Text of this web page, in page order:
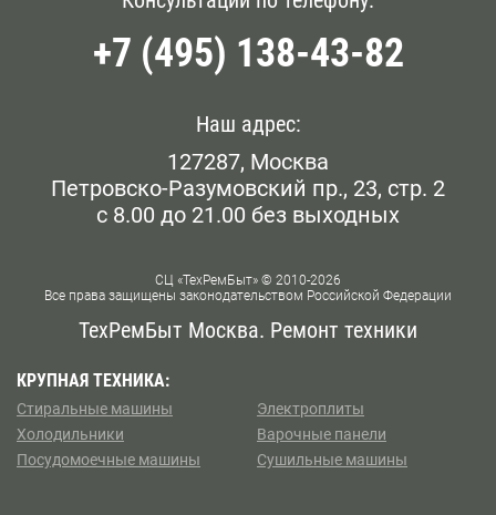
+7 (495) 138-43-82
Наш адрес:
127287, Москва
Петровско-Разумовский пр., 23, стр. 2
с 8.00 до 21.00 без выходных
СЦ «ТехРемБыт» © 2010-2026
Все права защищены законодательством Российской Федерации
ТехРемБыт Москва. Ремонт техники
КРУПНАЯ ТЕХНИКА:
Стиральные машины
Холодильники
Посудомоечные машины
Электроплиты
Варочные панели
Сушильные машины